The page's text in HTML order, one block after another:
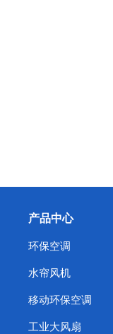
产品中心
环保空调
水帘风机
移动环保空调
工业大风扇